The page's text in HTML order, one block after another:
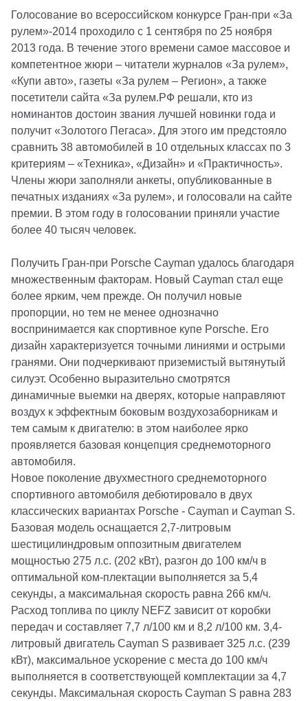
Голосование во всероссийском конкурсе Гран-при «За
рулем»-2014 проходило с 1 сентября по 25 ноября
2013 года. В течение этого времени самое массовое и
компетентное жюри – читатели журналов «За рулем»,
«Купи авто», газеты «За рулем – Регион», а также
посетители сайта «За рулем.РФ решали, кто из
номинантов достоин звания лучшей новинки года и
получит «Золотого Пегаса». Для этого им предстояло
сравнить 38 автомобилей в 10 отдельных классах по 3
критериям – «Техника», «Дизайн» и «Практичность».
Члены жюри заполняли анкеты, опубликованные в
печатных изданиях «За рулем», и голосовали на сайте
премии. В этом году в голосовании приняли участие
более 40 тысяч человек.
Получить Гран-при Porsche Cayman удалось благодаря
множественным факторам. Новый Cayman стал еще
более ярким, чем прежде. Он получил новые
пропорции, но тем не менее однозначно
воспринимается как спортивное купе Porsche. Его
дизайн характеризуется точными линиями и острыми
гранями. Они подчеркивают приземистый вытянутый
силуэт. Особенно выразительно смотрятся
динамичные выемки на дверях, которые направляют
воздух к эффектным боковым воздухозаборникам и
тем самым к двигателю: в этом наиболее ярко
проявляется базовая концепция среднемоторного
автомобиля.
Новое поколение двухместного среднемоторного
спортивного автомобиля дебютировало в двух
классических вариантах Porsche - Cayman и Cayman S.
Базовая модель оснащается 2,7-литровым
шестицилиндровым оппозитным двигателем
мощностью 275 л.с. (202 кВт), разгон до 100 км/ч в
оптимальной ком-плектации выполняется за 5,4
секунды, а максимальная скорость равна 266 км/ч.
Расход топлива по циклу NEFZ зависит от коробки
передач и составляет 7,7 л/100 км и 8,2 л/100 км. 3,4-
литровый двигатель Cayman S развивает 325 л.с. (239
кВт), максимальное ускорение с места до 100 км/ч
выполняется в соответствующей комплектации за 4,7
секунды. Максимальная скорость Cayman S равна 283